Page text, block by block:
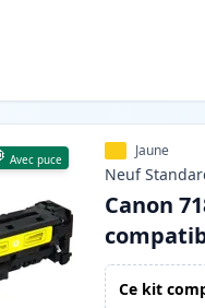
Avec puce Jaune
Neuf
Canon
Ce kit